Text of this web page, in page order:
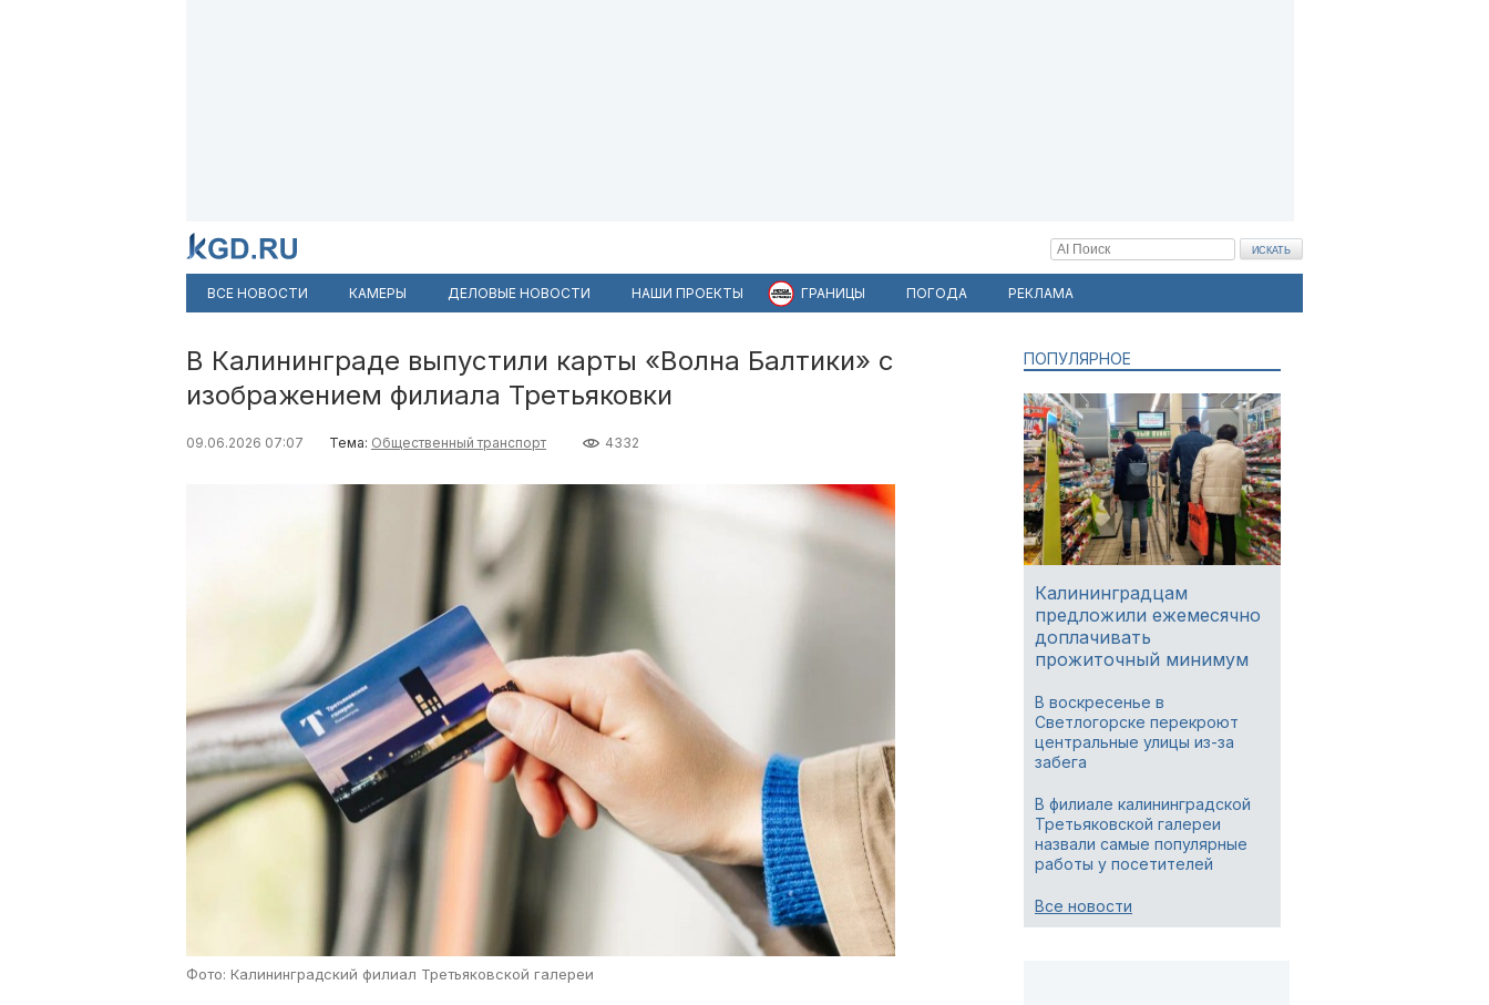
ВСЕ НОВОСТИ КАМЕРЫ ДЕЛОВЫЕ НОВОСТИ НАШИ ПРОЕКТЫ ГРАНИЦЫ ПОГОДА РЕКЛАМА
В Калининграде выпустили карты «Волна Балтики» с
изображением филиала Третьяковки
09.06.2026 07:07 Тема: Общественный транспорт 4332
Фото: Калининградский филиал Третьяковской галереи
ПОПУЛЯРНОЕ
Калининградцам
предложили ежемесячно
доплачивать
прожиточный минимум
В воскресенье в
Светлогорске перекроют
центральные улицы из-за
забега
В филиале калининградской
Третьяковской галереи
назвали самые популярные
работы у посетителей
Все новости